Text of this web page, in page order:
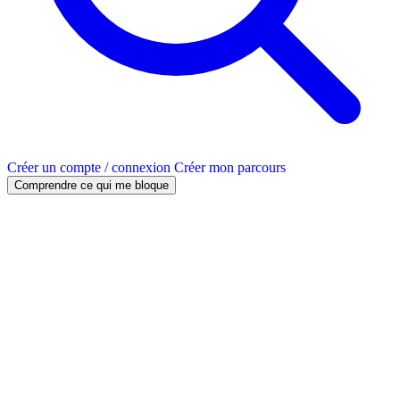
Créer un compte / connexion Créer mon parcours
Comprendre ce qui me bloque